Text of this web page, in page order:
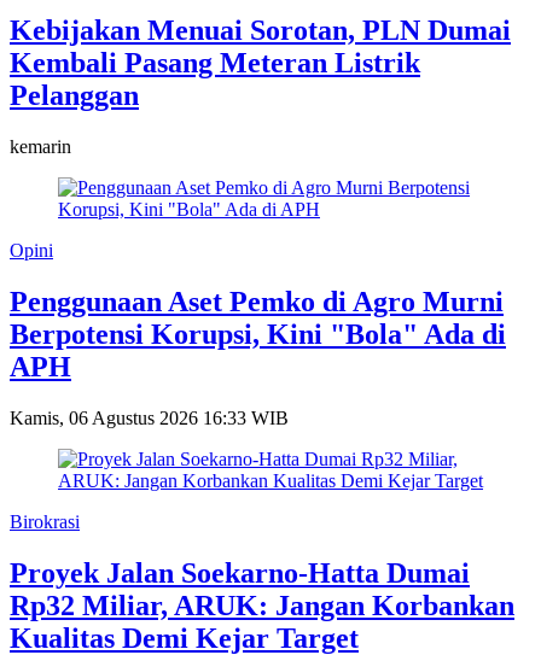
Kebijakan Menuai Sorotan, PLN Dumai
Kembali Pasang Meteran Listrik
Pelanggan
kemarin
Opini
Penggunaan Aset Pemko di Agro Murni
Berpotensi Korupsi, Kini "Bola" Ada di
APH
Kamis, 06 Agustus 2026 16:33 WIB
Birokrasi
Proyek Jalan Soekarno-Hatta Dumai
Rp32 Miliar, ARUK: Jangan Korbankan
Kualitas Demi Kejar Target